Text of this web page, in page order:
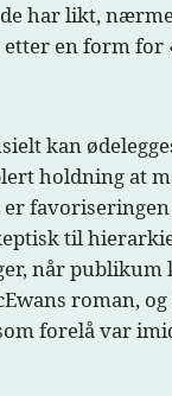
har likt,
en form for
kan
holdning at
er
til
når publikum
roman,
forelå var